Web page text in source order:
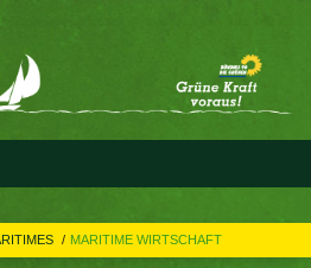
MARITIME WIRTSCHAFT